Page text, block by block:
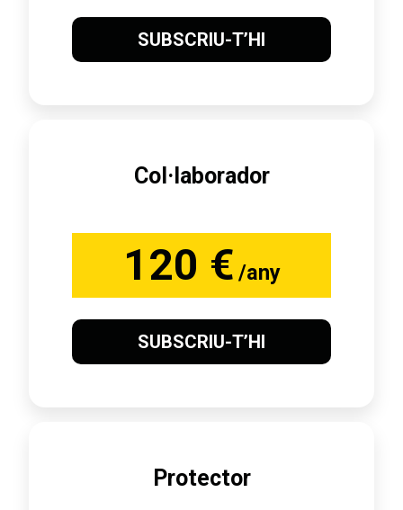
SUBSCRIU-T’HI
Col·laborador
120 € /any
SUBSCRIU-T’HI
Protector